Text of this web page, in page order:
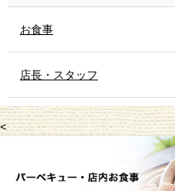
お食事
店長・スタッフ
<